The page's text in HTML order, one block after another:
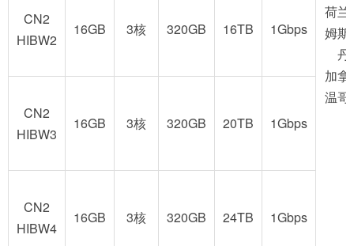
荷兰
姆斯
丹
加拿
温哥
CN2
HIBW2
16GB 3核 320GB 16TB 1Gbps
CN2
HIBW3
16GB 3核 320GB 20TB 1Gbps
CN2
HIBW4
16GB 3核 320GB 24TB 1Gbps